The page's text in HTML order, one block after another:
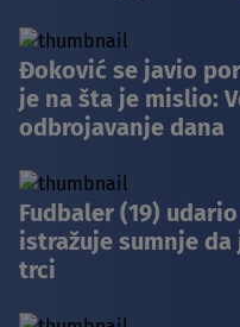
Đoković se javio
je na šta je mislio:
odbrojavanje dana
Fudbaler (19)
istražuje sumnje
trci